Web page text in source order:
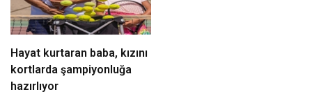
Hayat kurtaran baba, kızını
kortlarda şampiyonluğa
hazırlıyor